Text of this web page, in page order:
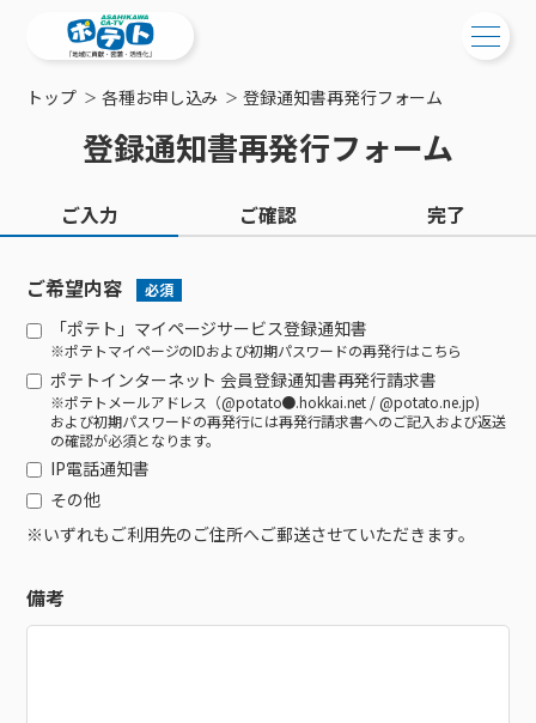
サービス提供エリア
新居をご検討中の方へ
ポテトを導入している集合住宅
物件情報
特典・キャンペーン
おトクな割引サービス
ご加入中の方
ご加入中のサービス確認・変更
WEBメール
サポートサービス
サポートサービストップ
リモートコール
回線速度測定
接続・設定⽅法
新着情報
メンテナンス・障害情報
ポテトからのプレゼント
講座のご案内
サービス案内
サービス案内
ケーブルテレビ
ケーブルテレビトップ
チャンネル紹介
料⾦プラン
NHK衛星受信料団体⼀括⽀払
インターネット
インターネットトップ
料⾦プラン
Wi-Fiサービス
固定電話
固定電話トップ
基本料⾦・通話料⾦
ポテトスマートフォン
ポテトスマートフォントップ
でんき
コミチャン
お困りの方はこちら
会社案内
メンテナンス
障害情報
マイページ
トップ 各種お申し込み 登録通知書再発行フォーム
登録通知書再発行フォーム
ご入力 ご確認 完了
ご希望内容 必須
「ポテト」マイページサービス登録通知書
※ポテトマイページのIDおよび初期パスワードの再発行はこちら
ポテトインターネット 会員登録通知書再発行請求書
※ポテトメールアドレス（@potato●.hokkai.net / @potato.ne.jp)
および初期パスワードの再発行には再発行請求書へのご記入および返送
の確認が必須となります。
IP電話通知書
その他
※いずれもご利用先のご住所へご郵送させていただきます。
備考